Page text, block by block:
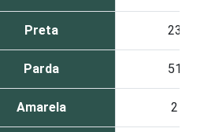
Preta 23
Parda 51
Amarela 2